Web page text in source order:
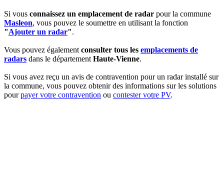
Si vous connaissez un emplacement de radar pour la commune
Masleon, vous pouvez le soumettre en utilisant la fonction
"Ajouter un radar".
Vous pouvez égalementconsulter tous les emplacements de
radars dans le départementHaute-Vienne.
Si vous avez reçu un avis de contravention pour un radar installé sur
la commune, vous pouvez obtenir des informations sur les solutions
pourpayer votre contravention ou contester votre PV.